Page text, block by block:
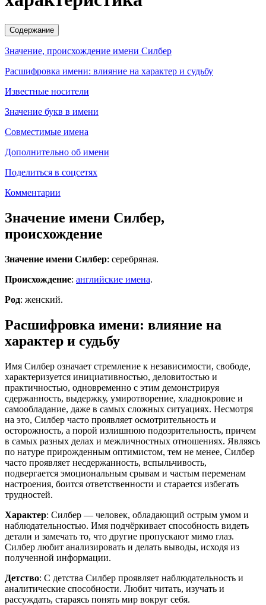
Содержание
Значение, происхождение имени Силбер
Расшифровка имени: влияние на характер и судьбу
Известные носители
Значение букв в имени
Совместимые имена
Дополнительно об имени
Поделиться в соцсетях
Комментарии
Значение имени Силбер,
происхождение
Значение имени Силбер: серебряная.
Происхождение: английские имена.
Род: женский.
Расшифровка имени: влияние на
характер и судьбу
Имя Силбер означает стремление к независимости, свободе,
характеризуется инициативностью, деловитостью и
практичностью, одновременно с этим демонстрируя
сдержанность, выдержку, умиротворение, хладнокровие и
самообладание, даже в самых сложных ситуациях. Несмотря
на это, Силбер часто проявляет осмотрительность и
осторожность, а порой излишнюю подозрительность, причем
в самых разных делах и межличностных отношениях. Являясь
по натуре прирожденным оптимистом, тем не менее, Силбер
часто проявляет несдержанность, вспыльчивость,
подвергается эмоциональным срывам и частым переменам
настроения, боится ответственности и старается избегать
трудностей.
Характер: Силбер — человек, обладающий острым умом и
наблюдательностью. Имя подчёркивает способность видеть
детали и замечать то, что другие пропускают мимо глаз.
Силбер любит анализировать и делать выводы, исходя из
полученной информации.
Детство: С детства Силбер проявляет наблюдательность и
аналитические способности. Любит читать, изучать и
рассуждать, стараясь понять мир вокруг себя.